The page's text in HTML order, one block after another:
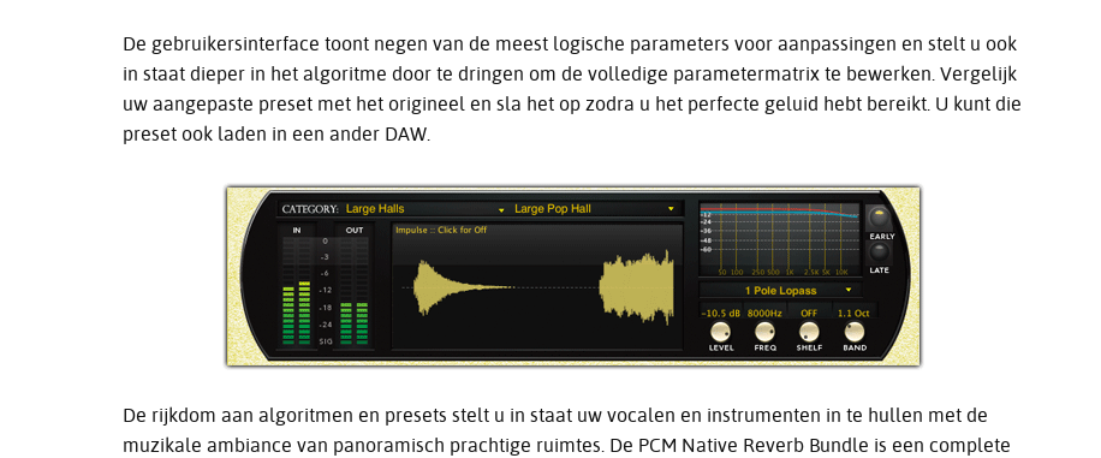
De gebruikersinterface toont negen van de meest logische parameters voor aanpassingen en stelt u ook
in staat dieper in het algoritme door te dringen om de volledige parametermatrix te bewerken. Vergelijk
uw aangepaste preset met het origineel en sla het op zodra u het perfecte geluid hebt bereikt. U kunt die
preset ook laden in een ander DAW.
De rijkdom aan algoritmen en presets stelt u in staat uw vocalen en instrumenten in te hullen met de
muzikale ambiance van panoramisch prachtige ruimtes. De PCM Native Reverb Bundle is een complete